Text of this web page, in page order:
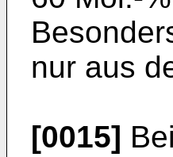
nur aus
[0015]